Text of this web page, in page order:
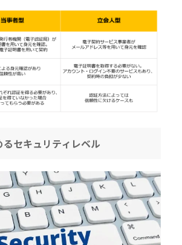
セキュリティレベル